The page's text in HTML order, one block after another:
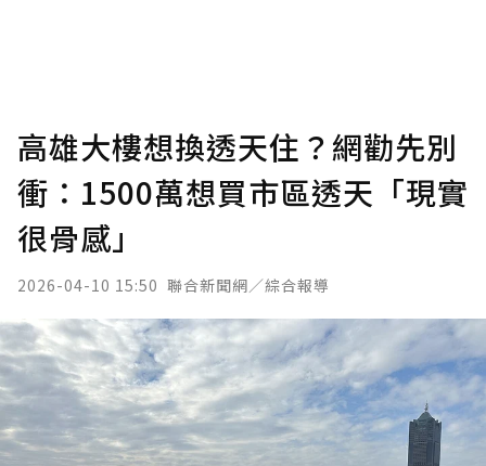
高雄大樓想換透天住？網勸先別
衝：1500萬想買市區透天「現實
很骨感」
2026-04-10 15:50 聯合新聞網／綜合報導